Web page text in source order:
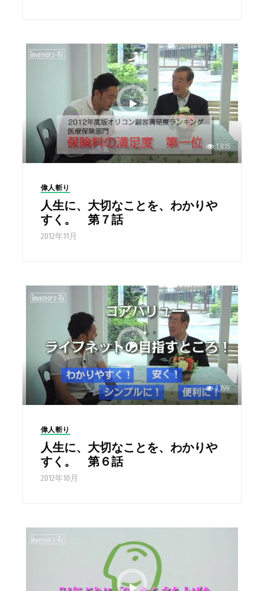
1,815
偉人斬り
人生に、大切なことを、わかりや
すく。 第７話
2012年11月
1,799
偉人斬り
人生に、大切なことを、わかりや
すく。 第６話
2012年10月